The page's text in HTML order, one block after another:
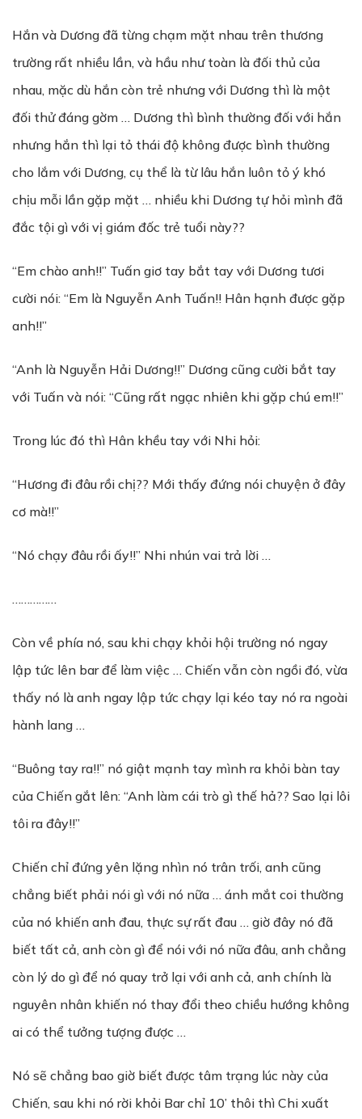
Hắn và Dương đã từng chạm mặt nhau trên thương
trường rất nhiều lần, và hầu như toàn là đối thủ của
nhau, mặc dù hắn còn trẻ nhưng với Dương thì là một
đối thử đáng gờm … Dương thì bình thường đối với hắn
nhưng hắn thì lại tỏ thái độ không được bình thường
cho lắm với Dương, cụ thể là từ lâu hắn luôn tỏ ý khó
chịu mỗi lần gặp mặt … nhiều khi Dương tự hỏi mình đã
đắc tội gì với vị giám đốc trẻ tuổi này??
“Em chào anh!!” Tuấn giơ tay bắt tay với Dương tươi
cười nói: “Em là Nguyễn Anh Tuấn!! Hân hạnh được gặp
anh!!”
“Anh là Nguyễn Hải Dương!!” Dương cũng cười bắt tay
với Tuấn và nói: “Cũng rất ngạc nhiên khi gặp chú em!!”
Trong lúc đó thì Hân khều tay với Nhi hỏi:
“Hương đi đâu rồi chị?? Mới thấy đứng nói chuyện ở đây
cơ mà!!”
“Nó chạy đâu rồi ấy!!” Nhi nhún vai trả lời …
……………
Còn về phía nó, sau khi chạy khỏi hội trường nó ngay
lập tức lên bar để làm việc … Chiến vẫn còn ngồi đó, vừa
thấy nó là anh ngay lập tức chạy lại kéo tay nó ra ngoài
hành lang …
“Buông tay ra!!” nó giật mạnh tay mình ra khỏi bàn tay
của Chiến gắt lên: “Anh làm cái trò gì thế hả?? Sao lại lôi
tôi ra đây!!”
Chiến chỉ đứng yên lặng nhìn nó trân trối, anh cũng
chẳng biết phải nói gì với nó nữa … ánh mắt coi thường
của nó khiến anh đau, thực sự rất đau … giờ đây nó đã
biết tất cả, anh còn gì để nói với nó nữa đâu, anh chẳng
còn lý do gì để nó quay trở lại với anh cả, anh chính là
nguyên nhân khiến nó thay đổi theo chiều hướng không
ai có thể tưởng tượng được …
Nó sẽ chẳng bao giờ biết được tâm trạng lúc này của
Chiến, sau khi nó rời khỏi Bar chỉ 10’ thôi thì Chi xuất